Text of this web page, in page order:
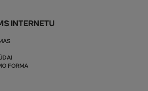
INTERNETU
FORMA